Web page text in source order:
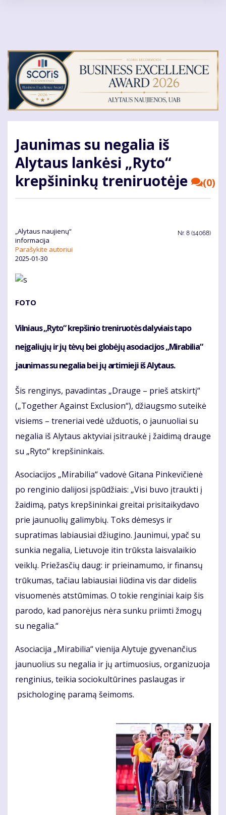
Jaunimas su negalia iš
Alytaus lankėsi „Ryto“
krepšininkų treniruotėje
(0)
„Alytaus naujienų“
informacija
Parašykite autoriui
2025-01-30
Nr. 8 (14068)
FOTO
Vilniaus „Ryto“ krepšinio treniruotės dalyviais tapo
neįgaliųjų ir jų tėvų bei globėjų asociacijos „Mirabilia“
jaunimas su negalia bei jų artimieji iš Alytaus.
Šis renginys, pavadintas „Drauge – prieš atskirtį“
(„Together Against Exclusion“), džiaugsmo suteikė
visiems – treneriai vedė užduotis, o jaunuoliai su
negalia iš Alytaus aktyviai įsitraukė į žaidimą drauge
su „Ryto“ krepšininkais.
Asociacijos „Mirabilia“ vadovė Gitana Pinkevičienė
po renginio dalijosi įspūdžiais: „Visi buvo įtraukti į
žaidimą, patys krepšininkai greitai prisitaikydavo
prie jaunuolių galimybių. Toks dėmesys ir
supratimas labiausiai džiugino. Jaunimui, ypač su
sunkia negalia, Lietuvoje itin trūksta laisvalaikio
veiklų. Priežasčių daug: ir prieinamumo, ir finansų
trūkumas, tačiau labiausiai liūdina vis dar didelis
visuomenės atstūmimas. O tokie renginiai kaip šis
parodo, kad panorėjus nėra sunku priimti žmogų
su negalia.“
Asociacija „Mirabilia“ vienija Alytuje gyvenančius
jaunuolius su negalia ir jų artimuosius, organizuoja
renginius, teikia sociokultūrines paslaugas ir
psichologinę paramą šeimoms.